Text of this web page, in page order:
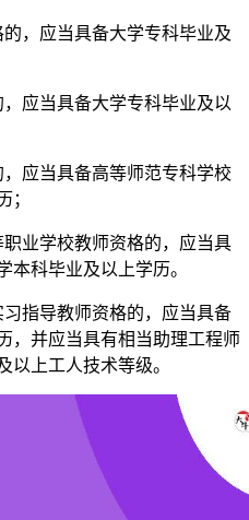
的，应当具备大学专科毕业及
，应当具备大学专科毕业及以
，应当具备高等师范专科学校
；
职业学校教师资格的，应当具
本科毕业及以上学历。
习指导教师资格的，应当具备
，并应当具有相当助理工程师
以上工人技术等级。